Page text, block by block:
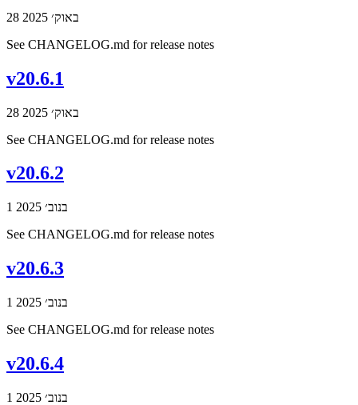
28 באוק׳ 2025
See CHANGELOG.md for release notes
v20.6.1
28 באוק׳ 2025
See CHANGELOG.md for release notes
v20.6.2
1 בנוב׳ 2025
See CHANGELOG.md for release notes
v20.6.3
1 בנוב׳ 2025
See CHANGELOG.md for release notes
v20.6.4
1 בנוב׳ 2025